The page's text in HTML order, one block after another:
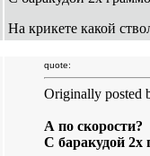
На крикете какой
quote:
Originally posted
А по скорости?
С баракудой 2х